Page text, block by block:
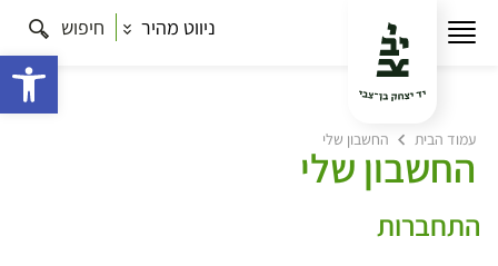
ניווט מהיר חיפוש
עמוד הבית החשבון שלי
החשבון שלי
התחברות